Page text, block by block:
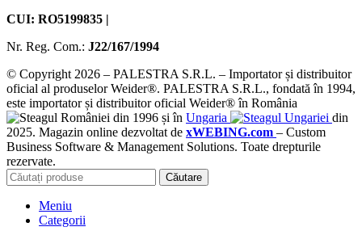
CUI: RO5199835 |
Nr. Reg. Com.: J22/167/1994
© Copyright 2026 – PALESTRA S.R.L. – Importator și distribuitor
oficial al produselor Weider®. PALESTRA S.R.L., fondată în 1994,
este importator și distribuitor oficial Weider® în România
din 1996 și în Ungaria
din
2025. Magazin online dezvoltat de xWEBING.com – Custom
Business Software & Management Solutions. Toate drepturile
rezervate.
Căutare
Meniu
Categorii